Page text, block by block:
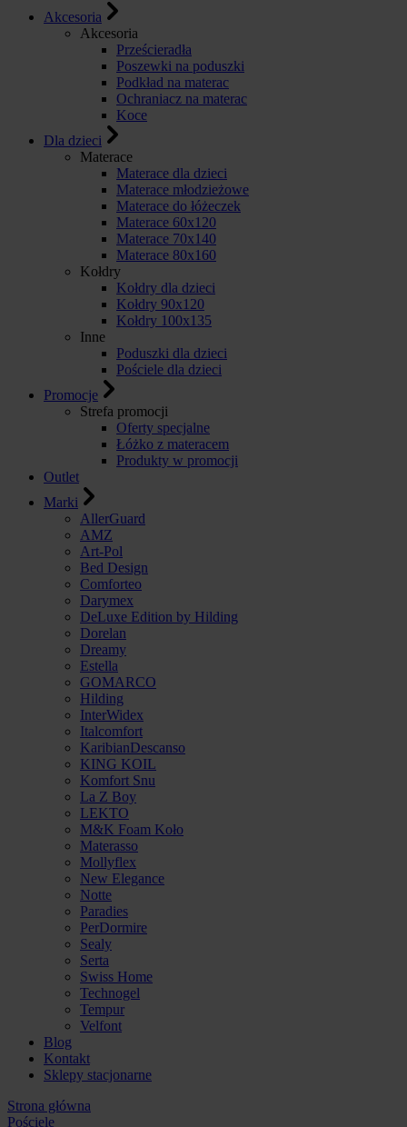
Akcesoria
Akcesoria
Prześcieradła
Poszewki na poduszki
Podkład na materac
Ochraniacz na materac
Koce
Dla dzieci
Materace
Materace dla dzieci
Materace młodzieżowe
Materace do łóżeczek
Materace 60x120
Materace 70x140
Materace 80x160
Kołdry
Kołdry dla dzieci
Kołdry 90x120
Kołdry 100x135
Inne
Poduszki dla dzieci
Pościele dla dzieci
Promocje
Strefa promocji
Oferty specjalne
Łóżko z materacem
Produkty w promocji
Outlet
Marki
AllerGuard
AMZ
Art-Pol
Bed Design
Comforteo
Darymex
DeLuxe Edition by Hilding
Dorelan
Dreamy
Estella
GOMARCO
Hilding
InterWidex
Italcomfort
KaribianDescanso
KING KOIL
Komfort Snu
La Z Boy
LEKTO
M&K Foam Koło
Materasso
Mollyflex
New Elegance
Notte
Paradies
PerDormire
Sealy
Serta
Swiss Home
Technogel
Tempur
Velfont
Blog
Kontakt
Sklepy stacjonarne
Strona główna
Pościele